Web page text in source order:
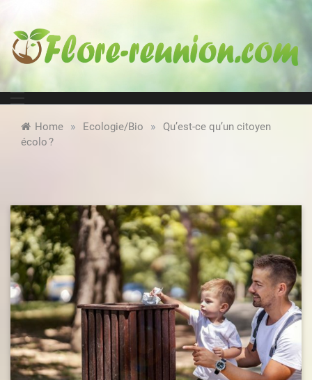
content
flore-
reunion.com
Faune, bio, potager : nos conseils !
Home » Ecologie/Bio »
Qu’est-ce qu’un citoyen
écolo ?